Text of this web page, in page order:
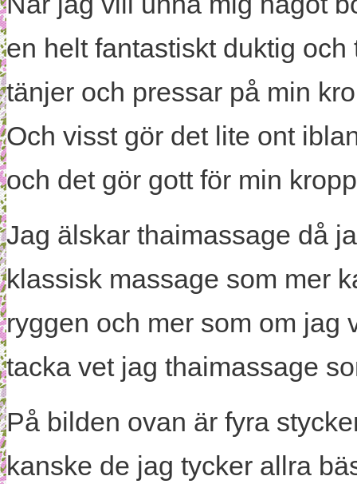
en helt fantastiskt duktig
tänjer och pressar på min
Och visst gör det lite ont
och det gör gott för min
Jag älskar thaimassage då
klassisk massage som mer
ryggen och mer som om
tacka vet jag thaimassage
På bilden ovan är fyra
kanske de jag tycker allra